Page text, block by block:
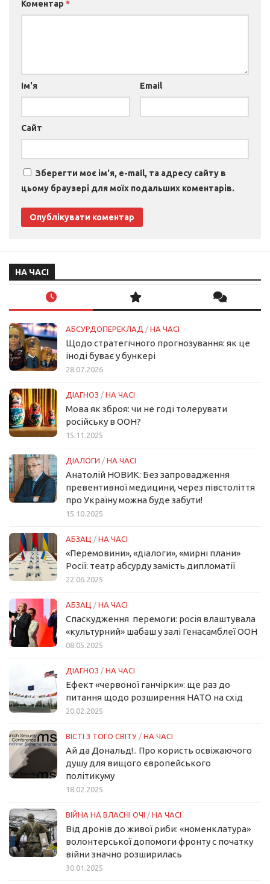
Коментар *
Ім'я Email
Сайт
Зберегти моє ім'я, e-mail, та адресу сайту в
цьому браузері для моїх подальших коментарів.
НА ЧАСІ
АБСУРДОПЕРЕКЛАД / НА ЧАСІ
Щодо стратегічного прогнозування: як це
іноді буває у бункері
28.07.2026
ДІАГНОЗ / НА ЧАСІ
Мова як зброя: чи не годі толерувати
російську в ООН?
15.11.2025
ДІАЛОГИ / НА ЧАСІ
Анатолій НОВИК: Без запровадження
превентивної медицини, через півстоліття
про Україну можна буде забути!
15.10.2025
АБЗАЦ / НА ЧАСІ
«Перемовини», «діалоги», «мирні плани»
Росії: театр абсурду замість дипломатії
22.06.2025
АБЗАЦ / НА ЧАСІ
Спаскудження перемоги: росія влаштувала
«культурний» шабаш у залі Генасамблеї ООН
08.05.2025
ДІАГНОЗ / НА ЧАСІ
Ефект «червоної ганчірки»: ще раз до
питання щодо розширення НАТО на схід
20.02.2025
ВІСТІ З ТОГО СВІТУ / НА ЧАСІ
Ай да Дональд!.. Про користь освіжаючого
душу для вищого європейського
політикуму
18.02.2025
ВІЙНА НА ВЛАСНІ ОЧІ / НА ЧАСІ
Від дронів до живої риби: «номенклатура»
волонтерської допомоги фронту с початку
війни значно розширилась
30.01.2025